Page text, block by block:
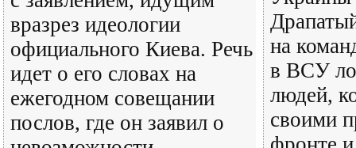
вразрез идеологии
официального Киева. Речь
идет о его словах на
ежегодном совещании
послов, где он заявил о
на
в ВСУ
людей,
своими